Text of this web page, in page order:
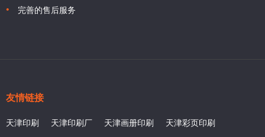
完善的售后服务
友情链接
天津印刷 天津印刷厂 天津画册印刷
天津彩页印刷